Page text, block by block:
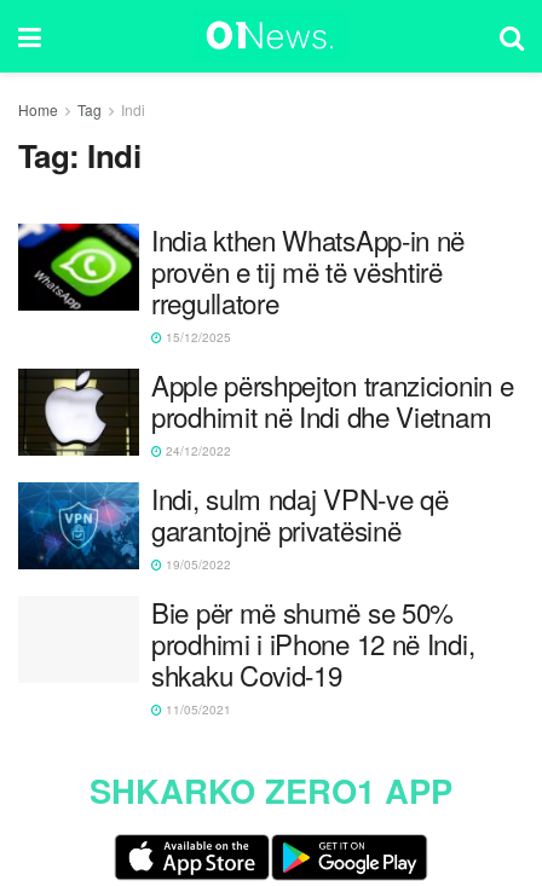
Home Tag Indi
Tag: Indi
India kthen WhatsApp-in në
provën e tij më të vështirë
rregullatore
15/12/2025
Apple përshpejton tranzicionin e
prodhimit në Indi dhe Vietnam
24/12/2022
Indi, sulm ndaj VPN-ve që
garantojnë privatësinë
19/05/2022
Bie për më shumë se 50%
prodhimi i iPhone 12 në Indi,
shkaku Covid-19
11/05/2021
SHKARKO ZERO1 APP